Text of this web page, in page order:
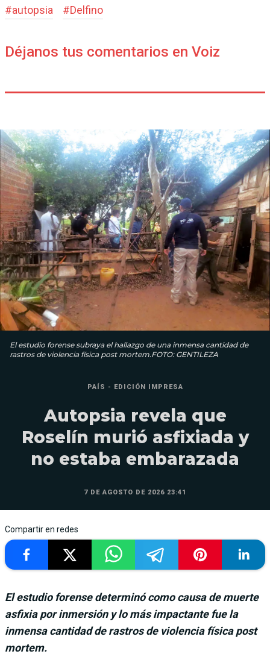
#autopsia #Delfino
Déjanos tus comentarios en Voiz
El estudio forense subraya el hallazgo de una inmensa cantidad de
rastros de violencia física post mortem.FOTO: GENTILEZA
PAÍS - EDICIÓN IMPRESA
Autopsia revela que
Roselín murió asfixiada y
no estaba embarazada
7 DE AGOSTO DE 2026 23:41
Compartir en redes
El estudio forense determinó como causa de muerte
asfixia por inmersión y lo más impactante fue la
inmensa cantidad de rastros de violencia física post
mortem.